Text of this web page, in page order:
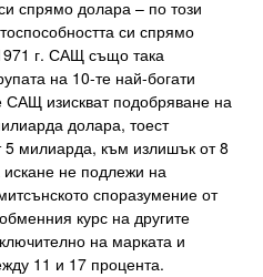
спрямо долара – по този
си спрямо
г. САЩ също така
на 10-те най-богати
изискват подобряване на
долара, тоест
милиарда, към излишък от 8
не подлежи на
споразумение от
курс на другите
на марката и
11 и 17 процента.